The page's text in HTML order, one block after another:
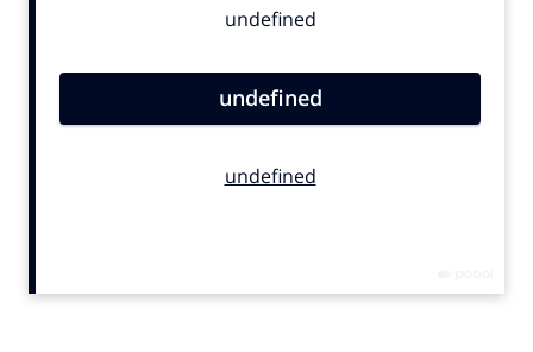
Contentmarketing